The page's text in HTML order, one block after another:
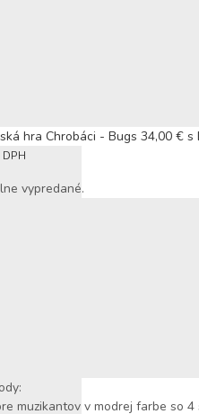
hra Chrobáci - Bugs 34,00 € s
vypredané.
muzikantov v modrej farbe so 4